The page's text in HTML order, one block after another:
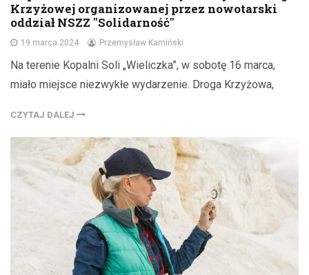
Krzyżowej organizowanej przez nowotarski
oddział NSZZ "Solidarność"
19 marca 2024 Przemysław Kamiński
Na terenie Kopalni Soli „Wieliczka”, w sobotę 16 marca,
miało miejsce niezwykłe wydarzenie. Droga Krzyżowa,
CZYTAJ DALEJ